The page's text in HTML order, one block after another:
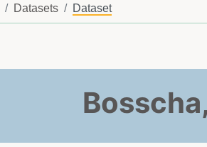
Datasets Dataset